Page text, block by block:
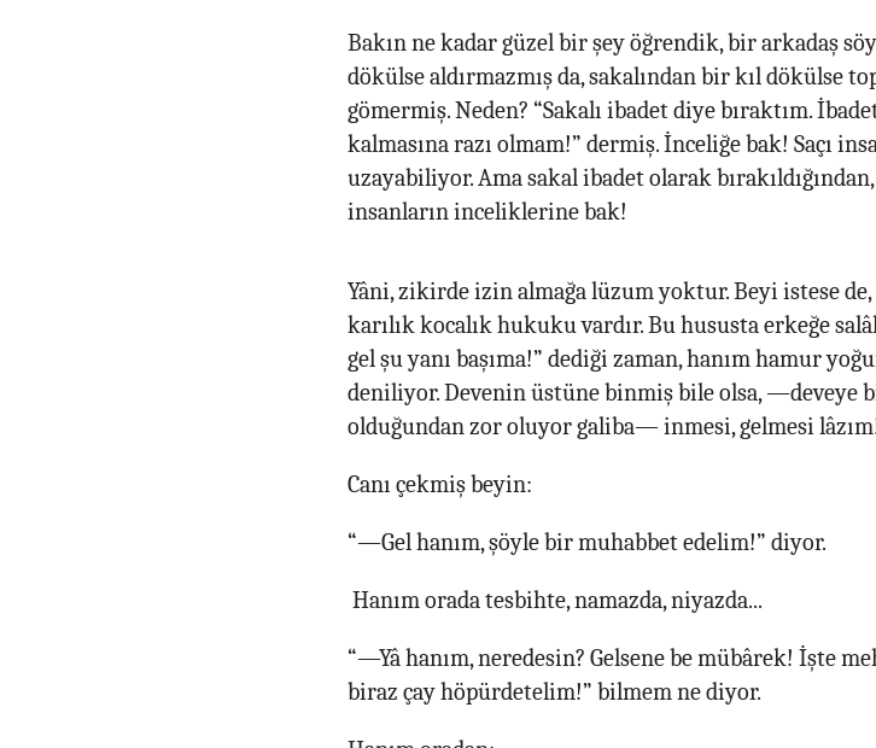
Bakın ne kadar güzel bir şey öğrendik, bir arkadaş
dökülse aldırmazmış da, sakalından bir kıl dökülse
gömermiş. Neden? “Sakalı ibadet diye bıraktım.
kalmasına razı olmam!” dermiş. İnceliğe bak! Saçı
uzayabiliyor. Ama sakal ibadet olarak
insanların inceliklerine bak!
Yâni, zikirde izin almağa lüzum yoktur. Beyi istese
karılık kocalık hukuku vardır. Bu hususta erkeğe
gel şu yanı başıma!” dediği zaman, hanım hamur
deniliyor. Devenin üstüne binmiş bile olsa, —deveye
olduğundan zor oluyor galiba— inmesi, gelmesi
Canı çekmiş beyin:
“—Gel hanım, şöyle bir muhabbet edelim!” diyor.
Hanım orada tesbihte, namazda, niyazda...
“—Yâ hanım, neredesin? Gelsene be mübârek! İşte
biraz çay höpürdetelim!” bilmem ne diyor.